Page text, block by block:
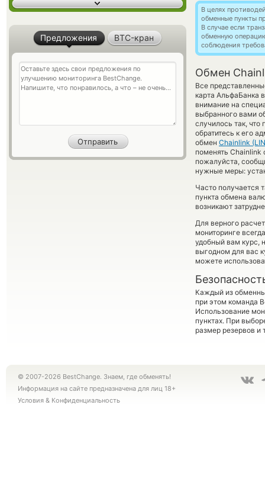
В целях
обменные пункты
В случае если
обменную
соблюдения
Обмен
Все
карта АльфаБанка
внимание на
выбранного вами
случилось так,
обратитесь к его
обмен Chainlink
поменять
пожалуйста,
нужные меры:
Часто получается
пункта обмена
возникают
Для верного
мониторинге
удобный вам курс,
выгодном для вас
можете
Каждый из
при этом команда
Использование
пунктах. При
размер резервов и
Предложения BTC-кран
© 2007-2026 BestChange. Знаем, где обменять!
Информация на сайте предназначена для лиц 18+
Условия & Конфиденциальность